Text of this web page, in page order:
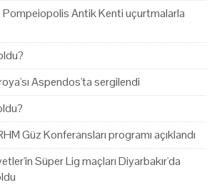
Antik Kenti uçurtmalarla
Aspendos'ta sergilendi
Güz Konferansları programı açıklandı
Süper Lig maçları Diyarbakır'da